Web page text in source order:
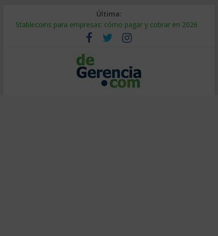
Última:
Stablecoins para empresas: cómo pagar y cobrar en 2026
Despido silencioso: qué es y por qué sale tan caro
IA en selección de personal: cómo auditarla a tiempo
Trabajo forzoso en la cadena de suministro: qué hacer
Mercado hispano de EE. UU.: cómo segmentarlo y venderle